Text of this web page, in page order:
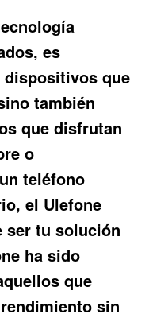
es
que
también
que disfrutan
o
teléfono
el Ulefone
ser tu solución
ha sido
que
sin